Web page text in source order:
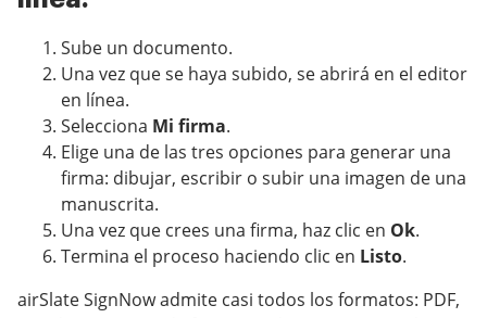
Sube un documento.
Una vez que se haya subido, se abrirá en el editor
en línea.
Selecciona Mi firma.
Elige una de las tres opciones para generar una
firma: dibujar, escribir o subir una imagen de una
manuscrita.
Una vez que crees una firma, haz clic en Ok.
Termina el proceso haciendo clic en Listo.
airSlate SignNow admite casi todos los formatos: PDF,